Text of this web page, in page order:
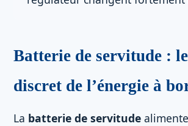
Batterie de servitude :
discret de l’énergie à
La batterie de servitude